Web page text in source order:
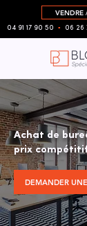
VENDRE
04 91 17 90 50 ▪︎ 06 26
Achat de
prix
DEMANDER